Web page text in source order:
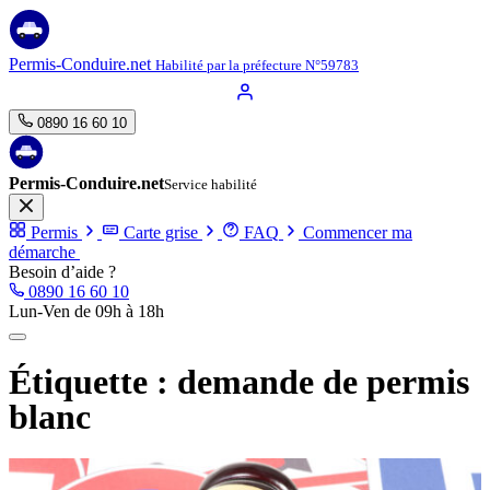
Aller
au
contenu
Permis-Conduire.net Habilité par la préfecture N°59783
0890 16 60 10
Permis-Conduire.netService habilité
Permis Carte grise FAQ
Commencer ma
démarche
Besoin d’aide ?
0890 16 60 10
Lun-Ven de 09h à 18h
Étiquette : demande de permis
blanc